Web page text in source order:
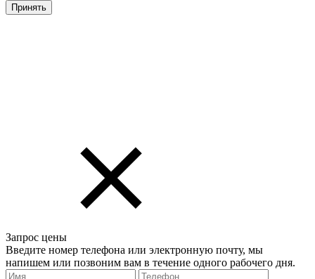
Принять
Запрос цены
Введите номер телефона или электронную почту, мы
напишем или позвоним вам в течение одного рабочего дня.